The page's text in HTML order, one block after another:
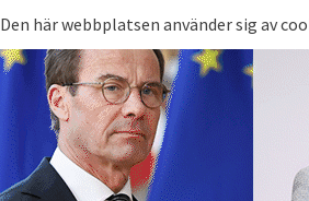
Den här webbplatsen använder sig av